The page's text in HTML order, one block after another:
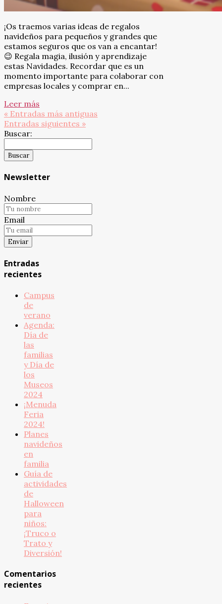
¡Os traemos varias ideas de regalos
navideños para pequeños y grandes que
estamos seguros que os van a encantar!
😉 Regala magia, ilusión y aprendizaje
estas Navidades. Recordar que es un
momento importante para colaborar con
empresas locales y comprar en...
Leer más
« Entradas más antiguas
Entradas siguientes »
Buscar:
Newsletter
Nombre
Email
Entradas
recientes
Campus
de
verano
Agenda:
Día de
las
familias
y Día de
los
Museos
2024
¡Menuda
Feria
2024!
Planes
navideños
en
familia
Guía de
actividades
de
Halloween
para
niños:
¡Truco o
Trato y
Diversión!
Comentarios
recientes